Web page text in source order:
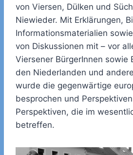
von Viersen, Dülken und
Niewieder. Mit Erklärungen,
Informationsmaterialien
von Diskussionen mit – vor
Viersener BürgerInnen sowie
den Niederlanden und
wurde die gegenwärtige
besprochen und
Perspektiven, die im
betreffen.